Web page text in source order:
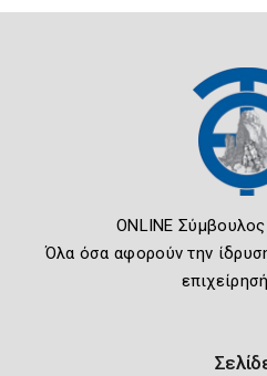
ONLINE Σύμβουλος
Όλα όσα αφορούν την